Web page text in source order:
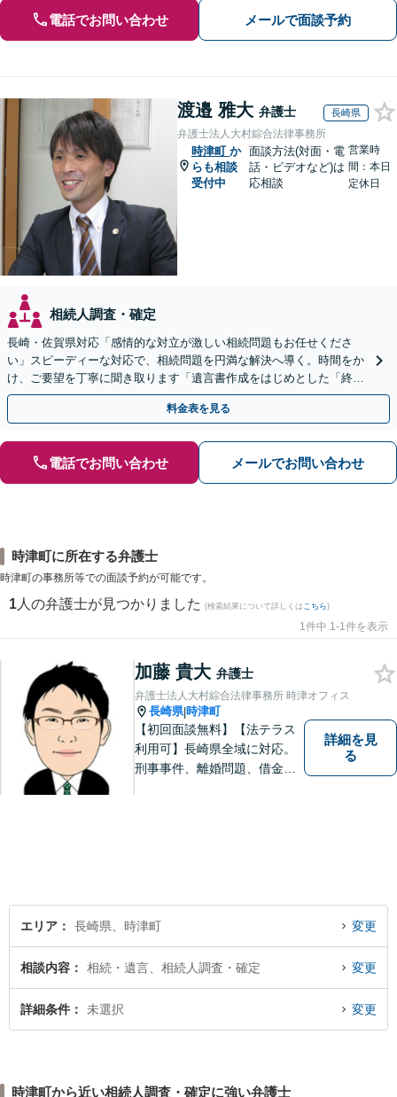
電話でお問い合わせ メールで面談予約
渡邉 雅大 弁護士 長崎県
弁護士法人大村綜合法律事務所
時津町 か
らも相談
受付中
面談方法(対面・電
話・ビデオなど)は
応相談
営業時
間：本日
定休日
相続人調査・確定
長崎・佐賀県対応「感情的な対立が激しい相続問題もお任せくださ
い」スピーディーな対応で、相続問題を円満な解決へ導く。時間をか
け、ご要望を丁寧に聞き取ります「遺言書作成をはじめとした「終
活」もサポート」【バリアフリー】【完全個室対応】
料金表を見る
電話でお問い合わせ メールでお問い合わせ
時津町に所在する弁護士
時津町の事務所等での面談予約が可能です。
1 人の弁護士が見つかりました (検索結果について詳しくは こちら)
1件中 1-1件を表示
加藤 貴大 弁護士
弁護士法人大村綜合法律事務所 時津オフィス
長崎県|時津町
【初回面談無料】【法テラス
利用可】長崎県全域に対応。
刑事事件、離婚問題、借金・
詳細を見
る
エリア 長崎県、時津町 変更
相談内容 相続・遺言、相続人調査・確定 変更
詳細条件 未選択 変更
時津町から近い相続人調査・確定に強い弁護士